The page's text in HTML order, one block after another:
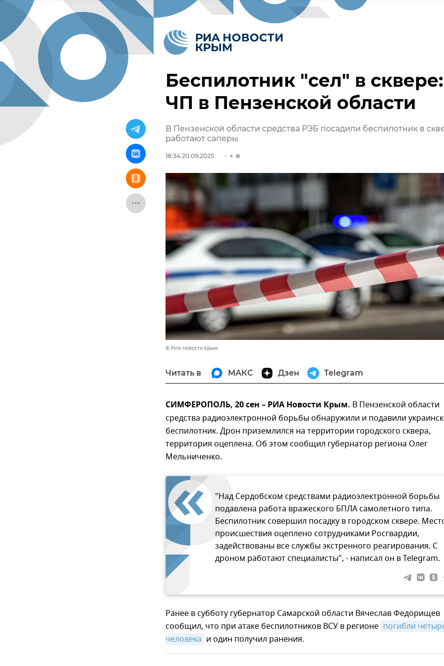
Беспилотник "сел" в сквере:
ЧП в Пензенской области
В Пензенской области средства РЭБ посадили беспилотник в
работают саперы
18:34 20.09.2025
© РИА Новости Крым
Читать в МАКС Дзен Telegram
СИМФЕРОПОЛЬ, 20 сен – РИА Новости Крым. В Пензенской области
средства радиоэлектронной борьбы обнаружили и подавили
беспилотник. Дрон приземлился на территории городского сквера,
территория оцеплена. Об этом сообщил губернатор региона Олег
Мельниченко.
"Над Сердобском средствами радиоэлектронной борьбы
подавлена работа вражеского БПЛА самолетного типа.
Беспилотник совершил посадку в городском сквере.
происшествия оцеплено сотрудниками Росгвардии,
задействованы все службы экстренного реагирования. С
дроном работают специалисты", - написал он в Telegram.
Ранее в субботу губернатор Самарской области Вячеслав Федорищев
сообщил, что при атаке беспилотников ВСУ в регионе погибли
человека и один получил ранения.